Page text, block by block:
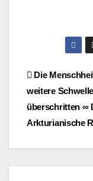
Die
weitere Schwelle
überschritten ∞
Arkturianische